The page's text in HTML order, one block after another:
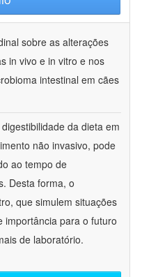
sobre as alterações
in vivo e in vitro e nos
intestinal em cães
da dieta em
não invasivo, pode
ao tempo de
Desta forma, o
que simulem situações
importância para o futuro
de laboratório.